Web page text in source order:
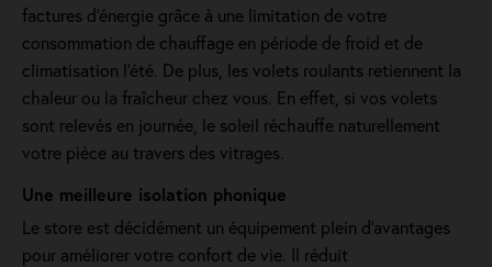
factures d’énergie grâce à une limitation de votre
consommation de chauffage en période de froid et de
climatisation l’été. De plus, les volets roulants retiennent la
chaleur ou la fraîcheur chez vous. En effet, si vos volets
sont relevés en journée, le soleil réchauffe naturellement
votre pièce au travers des vitrages.
Une meilleure isolation phonique
Le store est décidément un équipement plein d'avantages
pour améliorer votre confort de vie. Il réduit